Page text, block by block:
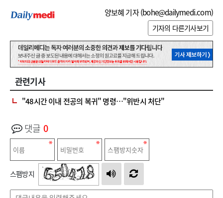
양보혜 기자 (bohe@dailymedi.com)
기자의 다른기사보기
관련기사
" 48시간 이내 전공의 복귀" 명령…"위반시 처단"
댓글 0
스팸방지